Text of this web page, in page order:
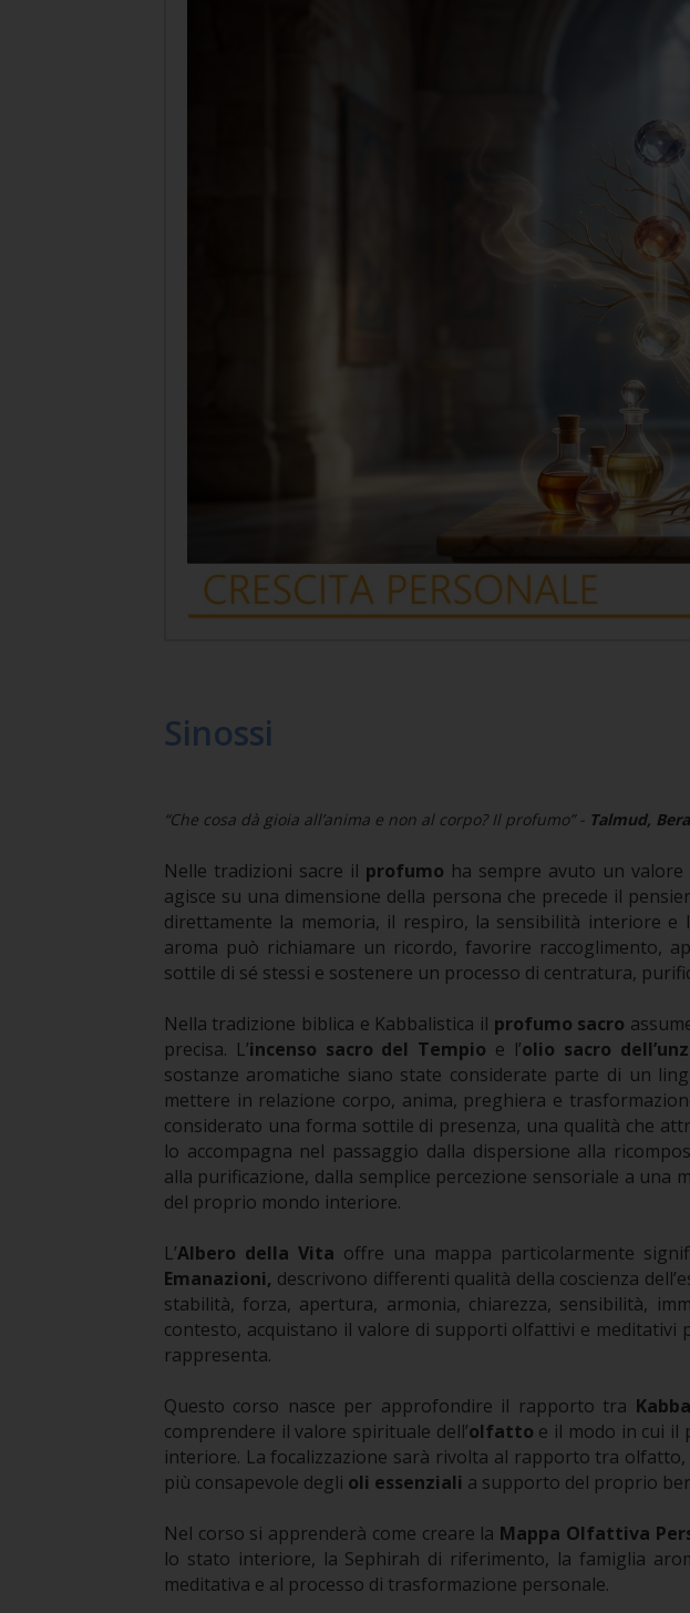
Sinossi
“Che cosa dà gioia all’anima e non al corpo? Il profumo” - Talmud,
Nelle tradizioni sacre il profumo ha sempre avuto un
agisce su una dimensione della persona che precede il
direttamente la memoria, il respiro, la sensibilità interiore e
aroma può richiamare un ricordo, favorire raccoglimento,
sottile di sé stessi e sostenere un processo di centratura,
Nella tradizione biblica e Kabbalistica il profumo sacro
precisa. L’incenso sacro del Tempio e l’olio sacro
sostanze aromatiche siano state considerate parte di un
mettere in relazione corpo, anima, preghiera e
considerato una forma sottile di presenza, una qualità che
lo accompagna nel passaggio dalla dispersione alla
alla purificazione, dalla semplice percezione sensoriale a una
del proprio mondo interiore.
L’Albero della Vita offre una mappa particolarmente
Emanazioni, descrivono differenti qualità della coscienza
stabilità, forza, apertura, armonia, chiarezza, sensibilità,
contesto, acquistano il valore di supporti olfattivi e
rappresenta.
Questo corso nasce per approfondire il rapporto tra
comprendere il valore spirituale dell’olfatto e il modo in cui il
interiore. La focalizzazione sarà rivolta al rapporto tra
più consapevole degli oli essenziali a supporto del proprio
Nel corso si apprenderà come creare la Mappa Olfattiva
lo stato interiore, la Sephirah di riferimento, la famiglia
meditativa e al processo di trasformazione personale.